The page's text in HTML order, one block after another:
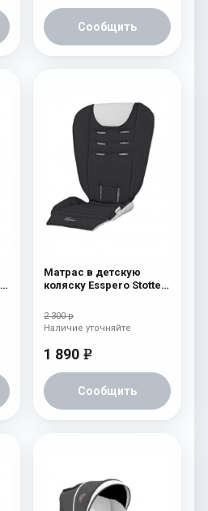
Сообщить
Матрас в детскую
коляску Esspero Stotte
2 300 р
1 890 e
Сообщить
Наличие уточняйте